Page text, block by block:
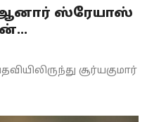
ஆனார் ஸ்ரேயாஸ்
சூர்யகுமார்